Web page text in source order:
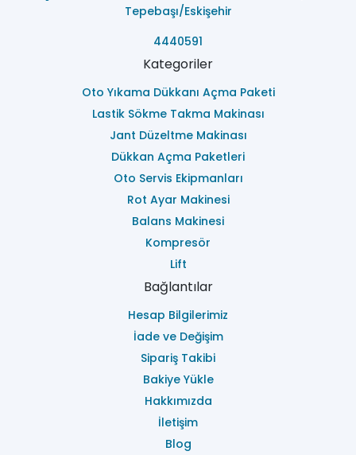
Tepebaşı/Eskişehir
4440591
Kategoriler
Oto Yıkama Dükkanı Açma Paketi
Lastik Sökme Takma Makinası
Jant Düzeltme Makinası
Dükkan Açma Paketleri
Oto Servis Ekipmanları
Rot Ayar Makinesi
Balans Makinesi
Kompresör
Lift
Bağlantılar
Hesap Bilgilerimiz
İade ve Değişim
Sipariş Takibi
Bakiye Yükle
Hakkımızda
İletişim
Blog